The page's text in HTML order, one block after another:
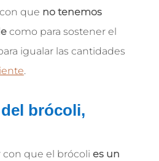
que no tenemos
como para sostener el
igualar las cantidades
.
brócoli,
que el brócoli es un